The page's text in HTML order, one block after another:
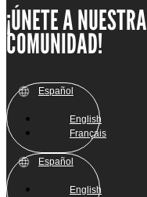
¡ÚNETE A NUESTRA
COMUNIDAD!
Español
English
Français
Español
English